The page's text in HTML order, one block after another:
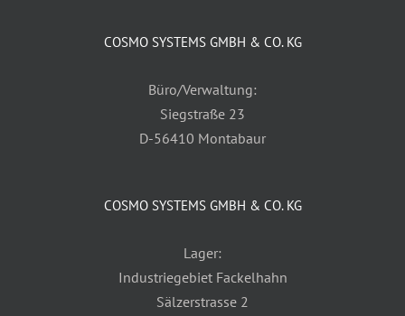
COSMO SYSTEMS GMBH & CO. KG
Büro/Verwaltung:
Siegstraße 23
D-56410 Montabaur
COSMO SYSTEMS GMBH & CO. KG
Lager:
Industriegebiet Fackelhahn
Sälzerstrasse 2